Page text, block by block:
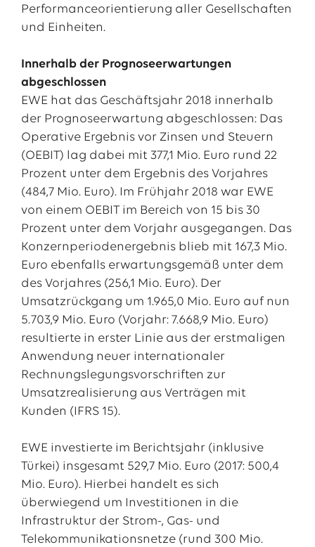
Performanceorientierung aller Gesellschaften
und Einheiten.
Innerhalb der Prognoseerwartungen
abgeschlossen
EWE hat das Geschäftsjahr 2018 innerhalb
der Prognoseerwartung abgeschlossen: Das
Operative Ergebnis vor Zinsen und Steuern
(OEBIT) lag dabei mit 377,1 Mio. Euro rund 22
Prozent unter dem Ergebnis des Vorjahres
(484,7 Mio. Euro). Im Frühjahr 2018 war EWE
von einem OEBIT im Bereich von 15 bis 30
Prozent unter dem Vorjahr ausgegangen. Das
Konzernperiodenergebnis blieb mit 167,3 Mio.
Euro ebenfalls erwartungsgemäß unter dem
des Vorjahres (256,1 Mio. Euro). Der
Umsatzrückgang um 1.965,0 Mio. Euro auf nun
5.703,9 Mio. Euro (Vorjahr: 7.668,9 Mio. Euro)
resultierte in erster Linie aus der erstmaligen
Anwendung neuer internationaler
Rechnungslegungsvorschriften zur
Umsatzrealisierung aus Verträgen mit
Kunden (IFRS 15).
EWE investierte im Berichtsjahr (inklusive
Türkei) insgesamt 529,7 Mio. Euro (2017: 500,4
Mio. Euro). Hierbei handelt es sich
überwiegend um Investitionen in die
Infrastruktur der Strom-, Gas- und
Telekommunikationsnetze (rund 300 Mio.